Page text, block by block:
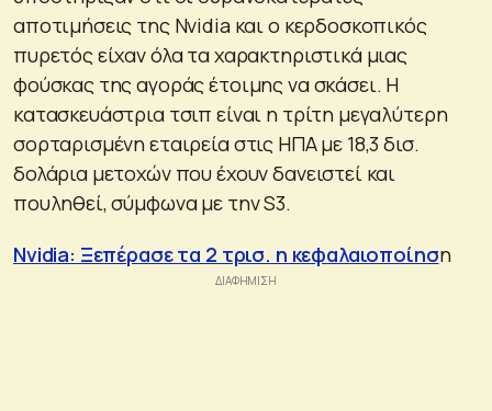
αποτιμήσεις της Nvidia και ο κερδοσκοπικός
πυρετός είχαν όλα τα χαρακτηριστικά μιας
φούσκας της αγοράς έτοιμης να σκάσει. Η
κατασκευάστρια τσιπ είναι η τρίτη μεγαλύτερη
σορταρισμένη εταιρεία στις ΗΠΑ με 18,3 δισ.
δολάρια μετοχών που έχουν δανειστεί και
πουληθεί, σύμφωνα με την S3.
Nvidia: Ξεπέρασε τα 2 τρισ. η κεφαλαιοποίηση